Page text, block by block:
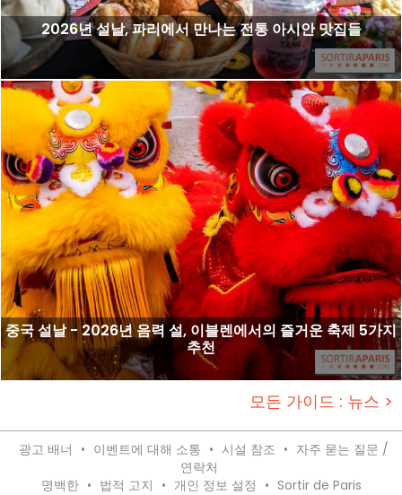
2026년 설날, 파리에서 만나는 전통 아시안 맛집들
중국 설날 - 2026년 음력 설, 이블렌에서의 즐거운 축제 5가지
추천
모든 가이드 : 뉴스 >
광고 배너 • 이벤트에 대해 소통 • 시설 참조 • 자주 묻는 질문 /
연락처
명백한 • 법적 고지 • 개인 정보 설정 • Sortir de Paris